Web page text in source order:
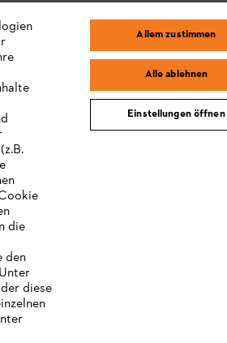
Reklamation und Garantie
STIHL Kooperationsprogramm
STIHL Bedienungsanleitungen
MY STIHL
die
den
diese
Allem zustimmen
Alle ablehnen
Einstellungen öffnen